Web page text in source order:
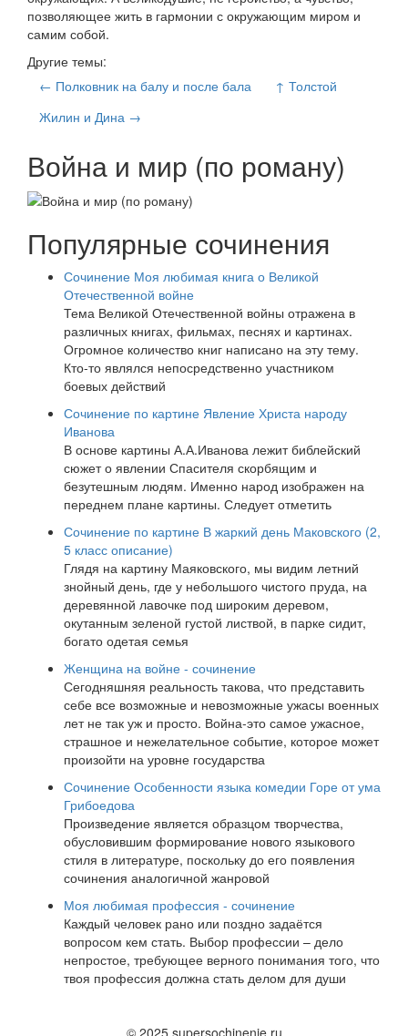
позволяющее жить в гармонии с окружающим миром и
самим собой.
Другие темы:
← Полковник на балу и после бала
↑ Толстой
Жилин и Дина →
Война и мир (по роману)
Популярные сочинения
Сочинение Моя любимая книга о Великой
Отечественной войне
Тема Великой Отечественной войны отражена в
различных книгах, фильмах, песнях и картинах.
Огромное количество книг написано на эту тему.
Кто-то являлся непосредственно участником
боевых действий
Сочинение по картине Явление Христа народу
Иванова
В основе картины А.А.Иванова лежит библейский
сюжет о явлении Спасителя скорбящим и
безутешным людям. Именно народ изображен на
переднем плане картины. Следует отметить
Сочинение по картине В жаркий день Маковского (2,
5 класс описание)
Глядя на картину Маяковского, мы видим летний
знойный день, где у небольшого чистого пруда, на
деревянной лавочке под широким деревом,
окутанным зеленой густой листвой, в парке сидит,
богато одетая семья
Женщина на войне - сочинение
Сегодняшняя реальность такова, что представить
себе все возможные и невозможные ужасы военных
лет не так уж и просто. Война-это самое ужасное,
страшное и нежелательное событие, которое может
произойти на уровне государства
Сочинение Особенности языка комедии Горе от ума
Грибоедова
Произведение является образцом творчества,
обусловившим формирование нового языкового
стиля в литературе, поскольку до его появления
сочинения аналогичной жанровой
Моя любимая профессия - сочинение
Каждый человек рано или поздно задаётся
вопросом кем стать. Выбор профессии – дело
непростое, требующее верного понимания того, что
твоя профессия должна стать делом для души